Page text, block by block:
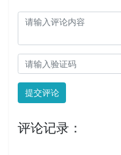
提交评论
评论记录：